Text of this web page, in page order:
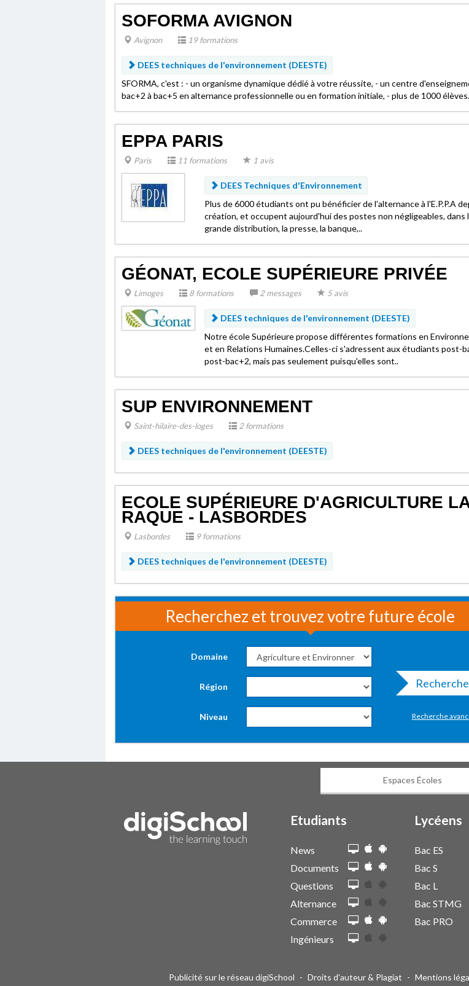
SOFORMA AVIGNON
Avignon 19 formations
DEES techniques de l'environnement (DEESTE)
SFORMA, c'est : - un organisme dynamique dédié à votre réussite, - un centre
bac+2 à bac+5 en alternance professionnelle ou en formation initiale, - plus de 1000
EPPA PARIS
Paris 11 formations 1 avis
DEES Techniques d'Environnement
Plus de 6000 étudiants ont pu bénéficier de l'alternance à l'E.P.P.A
création, et occupent aujourd'hui des postes non négligeables, dans
grande distribution, la presse, la banque,..
GÉONAT, ECOLE SUPÉRIEURE PRIVÉE
Limoges 8 formations 2 messages 5 avis
DEES techniques de l'environnement (DEESTE)
Notre école Supérieure propose différentes formations en
et en Relations Humaines.Celles-ci s'adressent aux étudiants post-
post-bac+2, mais pas seulement puisqu'elles sont..
SUP ENVIRONNEMENT
Saint-hilaire-des-loges 2 formations
DEES techniques de l'environnement (DEESTE)
ECOLE SUPÉRIEURE D'AGRICULTURE
RAQUE - LASBORDES
Lasbordes 9 formations
DEES techniques de l'environnement (DEESTE)
Recherchez et trouvez votre future école
Domaine
Région
Niveau Recherche
Espaces Écoles
Etudiants
News
Documents
Questions
Alternance
Commerce
Ingénieurs
Lycéens
Bac ES
Bac S
Bac L
Bac STMG
Bac PRO
Publicité sur le réseau digiSchool - Droits d'auteur & Plagiat - Mentions